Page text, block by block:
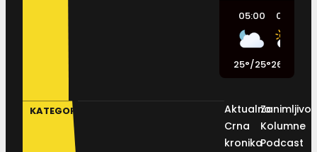
05:00
25°/25°
08:00
26
KATEGORIJE
Aktualno
Crna
kronika
Kolumne
Podcast